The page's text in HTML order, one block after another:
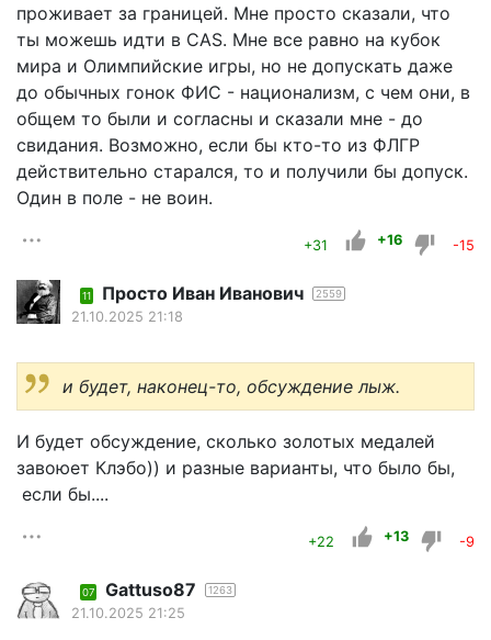
проживает за границей. Мне просто сказали, что
ты можешь идти в CAS. Мне все равно на кубок
мира и Олимпийские игры, но не допускать даже
до обычных гонок ФИС - национализм, с чем они, в
общем то были и согласны и сказали мне - до
свидания. Возможно, если бы кто-то из ФЛГР
действительно старался, то и получили бы допуск.
Один в поле - не воин.
+31 +16 -15
11 Просто Иван Иванович 2559
21.10.2025 21:18
и будет, наконец-то, обсуждение лыж.
И будет обсуждение, сколько золотых медалей
завоюет Клэбо)) и разные варианты, что было бы,
если бы....
+22 +13 -9
07 Gattuso87 1263
21.10.2025 21:25